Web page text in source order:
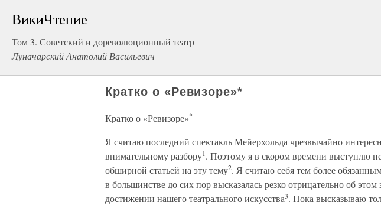
ВикиЧтение
Том 3. Советский и дореволюционный театр
Луначарский Анатолий Васильевич
Кратко о «Ревизоре»*
Кратко о «Ревизоре»*
Я считаю последний спектакль Мейерхольда чрезвычайно
внимательному разбору1. Поэтому я в скором времени выступлю
обширной статьей на эту тему2. Я считаю себя тем более
в большинстве до сих пор высказалась резко отрицательно об этом
достижении нашего театрального искусства3. Пока высказываю